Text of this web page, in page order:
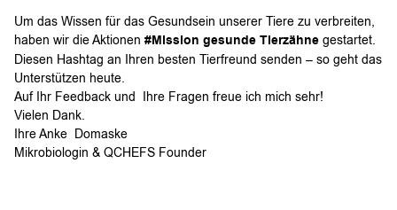
Um das Wissen für das Gesundsein unserer Tiere zu verbreiten,
haben wir die Aktionen #Mission gesunde Tierzähne gestartet.
Diesen Hashtag an Ihren besten Tierfreund senden – so geht das
Unterstützen heute.
Auf Ihr Feedback und Ihre Fragen freue ich mich sehr!
Vielen Dank.
Ihre Anke Domaske
Mikrobiologin & QCHEFS Founder